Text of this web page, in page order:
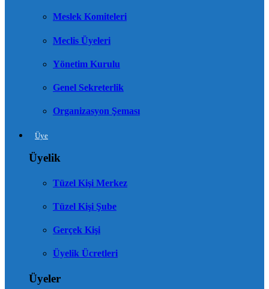
Meslek Komiteleri
Meclis Üyeleri
Yönetim Kurulu
Genel Sekreterlik
Organizasyon Şeması
Üye
Üyelik
Tüzel Kişi Merkez
Tüzel Kişi Şube
Gerçek Kişi
Üyelik Ücretleri
Üyeler